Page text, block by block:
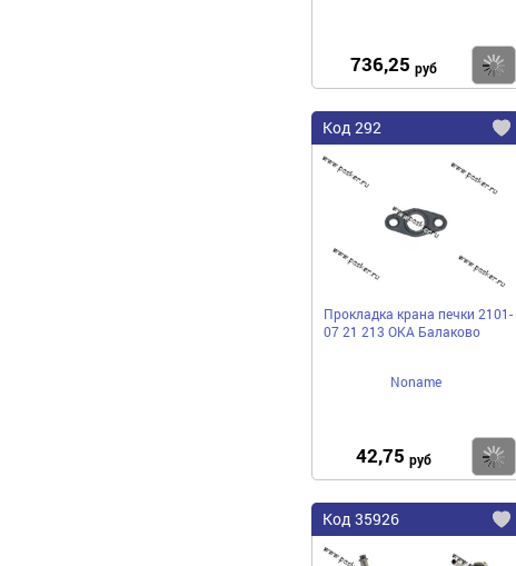
736,25 руб
Код 292
Прокладка крана печки 2101-
07 21 213 ОКА Балаково
Noname
42,75 руб
Код 35926